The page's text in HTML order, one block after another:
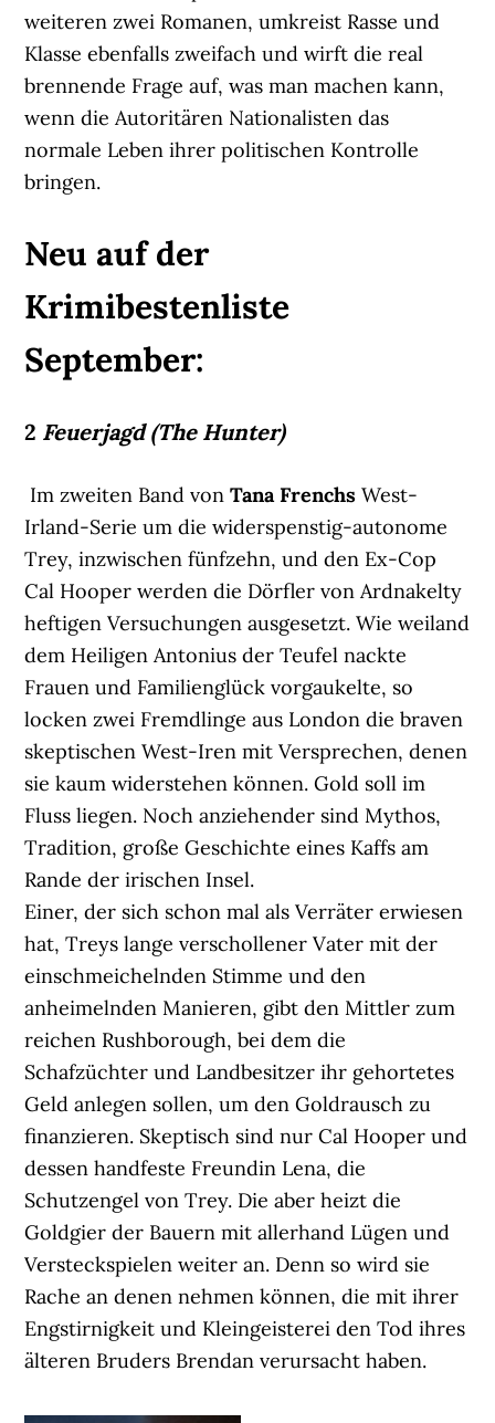
weiteren zwei Romanen, umkreist Rasse und
Klasse ebenfalls zweifach und wirft die real
brennende Frage auf, was man machen kann,
wenn die Autoritären Nationalisten das
normale Leben ihrer politischen Kontrolle
bringen.
Neu auf der
Krimibestenliste
September:
2 Feuerjagd (The Hunter)
Im zweiten Band vonTana Frenchs West-
Irland-Serie um die widerspenstig-autonome
Trey, inzwischen fünfzehn, und den Ex-Cop
Cal Hooper werden die Dörfler von Ardnakelty
heftigen Versuchungen ausgesetzt. Wie weiland
dem Heiligen Antonius der Teufel nackte
Frauen und Familienglück vorgaukelte, so
locken zwei Fremdlinge aus London die braven
skeptischen West-Iren mit Versprechen, denen
sie kaum widerstehen können. Gold soll im
Fluss liegen. Noch anziehender sind Mythos,
Tradition, große Geschichte eines Kaffs am
Rande der irischen Insel.
Einer, der sich schon mal als Verräter erwiesen
hat, Treys lange verschollener Vater mit der
einschmeichelnden Stimme und den
anheimelnden Manieren, gibt den Mittler zum
reichen Rushborough, bei dem die
Schafzüchter und Landbesitzer ihr gehortetes
Geld anlegen sollen, um den Goldrausch zu
finanzieren. Skeptisch sind nur Cal Hooper und
dessen handfeste Freundin Lena, die
Schutzengel von Trey. Die aber heizt die
Goldgier der Bauern mit allerhand Lügen und
Versteckspielen weiter an. Denn so wird sie
Rache an denen nehmen können, die mit ihrer
Engstirnigkeit und Kleingeisterei den Tod ihres
älteren Bruders Brendan verursacht haben.